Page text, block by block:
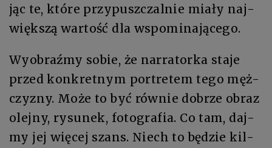
jąc te, któ­re przy­pusz­czal­nie mia­ły naj­
więk­szą war­tość dla wspo­mi­na­ją­ce­go.
Wy­obraź­my so­bie, że nar­ra­tor­ka sta­je
przed kon­kret­nym por­tre­tem tego męż­
czy­zny. Mo­że to być rów­nie do­brze ob­raz
olej­ny, ry­su­nek, fo­to­gra­fia. Co tam, daj­
my jej wię­cej szans. Niech to bę­dzie kil­